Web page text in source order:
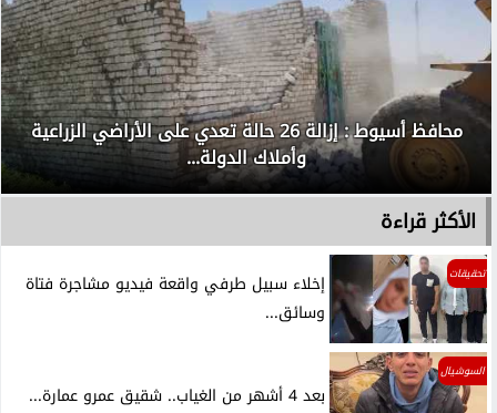
محافظ أسيوط : إزالة 26 حالة تعدي على الأراضي الزراعية
وأملاك الدولة...
الأكثر قراءة
تحقيقات
إخلاء سبيل طرفي واقعة فيديو مشاجرة فتاة
وسائق...
السوشيال
بعد 4 أشهر من الغياب.. شقيق عمرو عمارة...